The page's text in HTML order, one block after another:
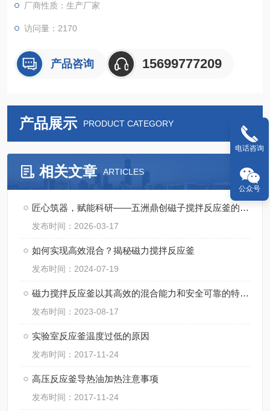
厂商性质：生产厂家
访问量：2170
产品咨询 15699777209
产品展示 PRODUCT CATEGORY
相关文章 ARTICLES
匠心筑器，赋能科研——五洲鼎创磁子搅拌反应釜的实干之路
发布时间：2026-03-17
如何实现高效混合？揭秘磁力搅拌反应釜
发布时间：2024-07-19
磁力搅拌反应釜以其高效的混合能力和安全可靠的特点而备受青睐
发布时间：2023-08-17
实验室反应釜温度过低的原因
发布时间：2017-11-24
高压反应釜导热油加热注意事项
发布时间：2017-11-24
电话咨询
公众号